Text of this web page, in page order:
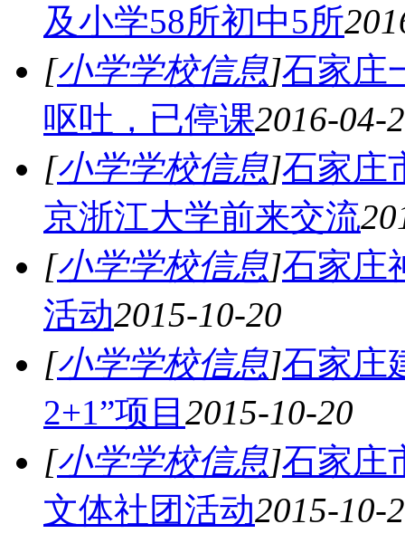
及小学58所初中5所
[小学学校信息]石家庄
呕吐，已停课2016-04-
[小学学校信息]石家庄
京浙江大学前来交流
[小学学校信息]石家庄
活动2015-10-20
[小学学校信息]石家庄
2+1”项目 2015-10-20
[小学学校信息]石家庄
文体社团活动2015-10-